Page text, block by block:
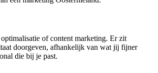
of content marketing. Er zit
doorgeven, afhankelijk van wat jij fijner
die bij je past.